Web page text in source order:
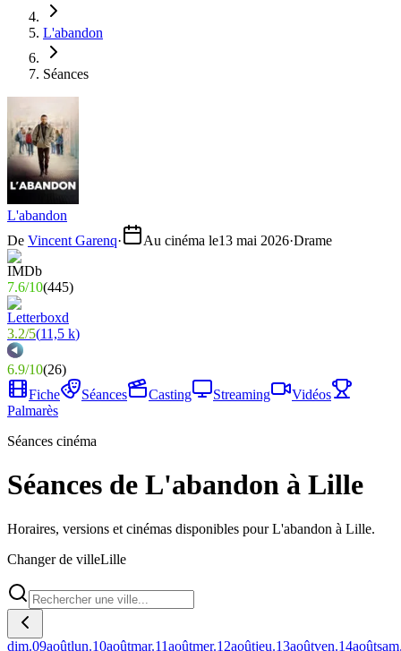
L'abandon
Séances
L'abandon
De Vincent Garenq· Au cinéma le13 mai 2026·Drame
7.6/10(445)
3.2/5(11,5 k)
6.9/10(26)
Fiche
Séances Casting Streaming
Vidéos
Palmarès
Séances cinéma
Séances de L'abandon à Lille
Horaires, versions et cinémas disponibles pour L'abandon à Lille.
Changer de villeLille
dim.09aoûtlun.10aoûtmar.11aoûtmer.12aoûtjeu.13aoûtven.14août